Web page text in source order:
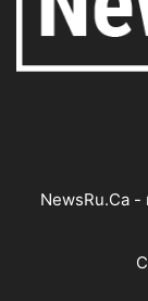
NewsRu.Ca -